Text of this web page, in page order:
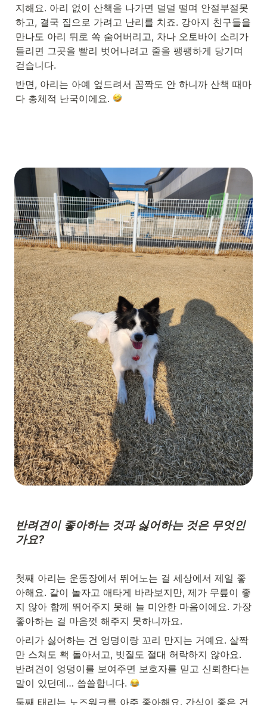
지해요. 아리 없이 산책을 나가면 덜덜 떨며 안절부절못
하고, 결국 집으로 가려고 난리를 치죠. 강아지 친구들을
만나도 아리 뒤로 쏙 숨어버리고, 차나 오토바이 소리가
들리면 그곳을 빨리 벗어나려고 줄을 팽팽하게 당기며
걷습니다.
반면, 아리는 아예 엎드려서 꼼짝도 안 하니까 산책 때마
다 총체적 난국이에요.
반려견이 좋아하는 것과 싫어하는 것은 무엇인
가요?
첫째 아리는 운동장에서 뛰어노는 걸 세상에서 제일 좋
아해요. 같이 놀자고 애타게 바라보지만, 제가 무릎이 좋
지 않아 함께 뛰어주지 못해 늘 미안한 마음이에요. 가장
좋아하는 걸 마음껏 해주지 못하니까요.
아리가 싫어하는 건 엉덩이랑 꼬리 만지는 거예요. 살짝
만 스쳐도 홱 돌아서고, 빗질도 절대 허락하지 않아요.
반려견이 엉덩이를 보여주면 보호자를 믿고 신뢰한다는
말이 있던데… 씁쓸합니다.
둘째 태리는 노즈워크를 아주 좋아해요. 간식이 좋은 건